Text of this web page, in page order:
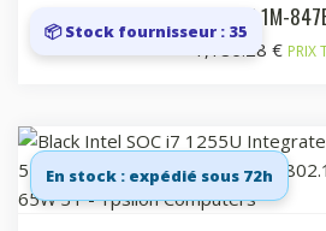
Modern AM272P 1M-
1,186.28 € PRIX
📦 Stock fournisseur : 35
En stock : expédié sous 72h